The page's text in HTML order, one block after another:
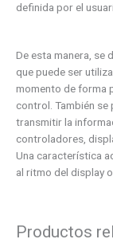
definida por el
De esta manera, se
que puede ser
momento de forma
control. También se
transmitir la
controladores,
Una característica
al ritmo del display
Productos